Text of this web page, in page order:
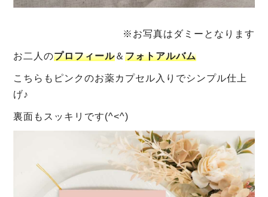
※お写真はダミーとなります
お二人のプロフィール＆フォトアルバム
こちらもピンクのお薬カプセル入りでシンプル仕上
げ♪
裏面もスッキリです(^<^)